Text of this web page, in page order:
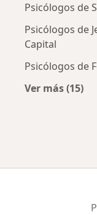
Psicólogos de
Psicólogos de
Capital
Psicólogos de
Ver más (15)